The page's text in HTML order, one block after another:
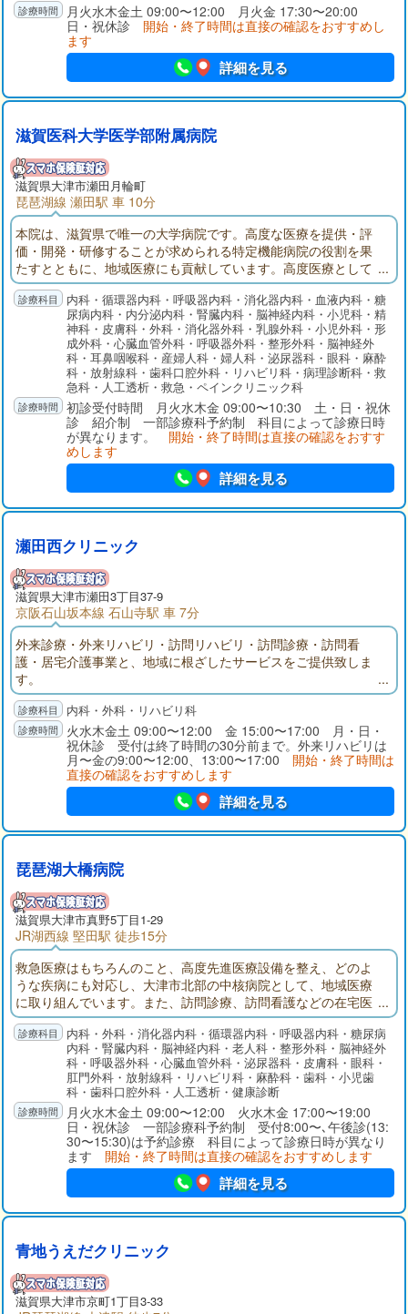
月火水木金土 09:00〜12:00 月火金 17:30〜20:00
日・祝休診 開始・終了時間は直接の確認をおすすめし
ます
詳細を見る
滋賀医科大学医学部附属病院
滋賀県大津市瀬田月輪町
琵琶湖線 瀬田駅 車 10分
本院は、滋賀県で唯一の大学病院です。高度な医療を提供・評
価・開発・研修することが求められる特定機能病院の役割を果
たすとともに、地域医療にも貢献しています。高度医療として
「がん医療」「新生児・産科医療」「アレルギー医療」「難病
医療」「救急・災害医療」などの充実に取り組んでいます。
内科・循環器内科・呼吸器内科・消化器内科・血液内科・糖
尿病内科・内分泌内科・腎臓内科・脳神経内科・小児科・精
神科・皮膚科・外科・消化器外科・乳腺外科・小児外科・形
成外科・心臓血管外科・呼吸器外科・整形外科・脳神経外
科・耳鼻咽喉科・産婦人科・婦人科・泌尿器科・眼科・麻酔
科・放射線科・歯科口腔外科・リハビリ科・病理診断科・救
急科・人工透析・救急・ペインクリニック科
初診受付時間 月火水木金 09:00〜10:30 土・日・祝休
診 紹介制 一部診療科予約制 科目によって診療日時
が異なります。 開始・終了時間は直接の確認をおすす
めします
詳細を見る
瀬田西クリニック
滋賀県大津市瀬田3丁目37-9
京阪石山坂本線 石山寺駅 車 7分
外来診療・外来リハビリ・訪問リハビリ・訪問診療・訪問看
護・居宅介護事業と、地域に根ざしたサービスをご提供致しま
す。
内科・外科・リハビリ科
火水木金土 09:00〜12:00 金 15:00〜17:00 月・日・
祝休診 受付は終了時間の30分前まで。外来リハビリは
月〜金の9:00〜12:00、13:00〜17:00 開始・終了時間は
直接の確認をおすすめします
詳細を見る
琵琶湖大橋病院
滋賀県大津市真野5丁目1-29
JR湖西線 堅田駅 徒歩15分
救急医療はもちろんのこと、高度先進医療設備を整え、どのよ
うな疾病にも対応し、大津市北部の中核病院として、地域医療
に取り組んでいます。また、訪問診療、訪問看護などの在宅医
療のみならず、老人療養等、介護老人保健施設、グループホー
ム・デイサービス、住宅型有料老人ホームを有し、今後の超高
齢化社会を見据え医療と介護をシームレスに提供する体制を確
立しました。また、当院の主要各科は研修指定機関に指定され
ており、若き医師の研修病院にもなっております。
内科・外科・消化器内科・循環器内科・呼吸器内科・糖尿病
内科・腎臓内科・脳神経内科・老人科・整形外科・脳神経外
科・呼吸器外科・心臓血管外科・泌尿器科・皮膚科・眼科・
肛門外科・放射線科・リハビリ科・麻酔科・歯科・小児歯
科・歯科口腔外科・人工透析・健康診断
月火水木金土 09:00〜12:00 火水木金 17:00〜19:00
日・祝休診 一部診療科予約制 受付8:00〜､午後診(13:
30〜15:30)は予約診療 科目によって診療日時が異なり
ます 開始・終了時間は直接の確認をおすすめします
詳細を見る
青地うえだクリニック
滋賀県大津市京町1丁目3-33